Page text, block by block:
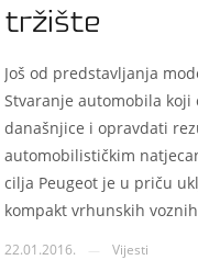
tržište
Još od predstavljanja
Stvaranje automobila koji
današnjice i opravdati
automobilističkim
cilja Peugeot je u priču
kompakt vrhunskih
22.01.2016. Vijesti